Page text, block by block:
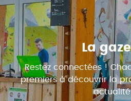
La
Restez connectées !
premiers à découvrir la